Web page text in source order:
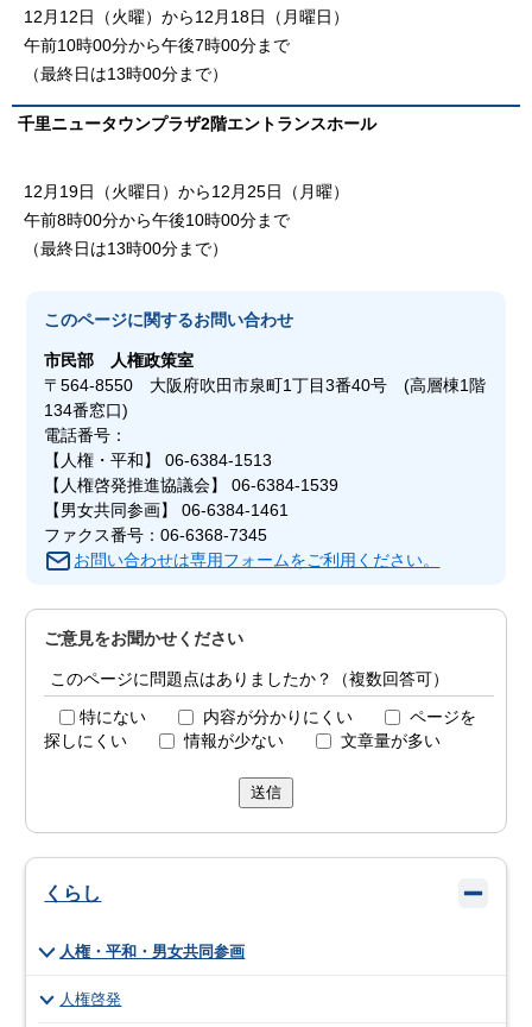
12月12日（火曜）から12月18日（月曜日）
午前10時00分から午後7時00分まで
（最終日は13時00分まで）
千里ニュータウンプラザ2階エントランスホール
12月19日（火曜日）から12月25日（月曜）
午前8時00分から午後10時00分まで
（最終日は13時00分まで）
このページに関するお問い合わせ
市民部
人権政策室
〒564-8550 大阪府吹田市泉町1丁目3番40号 (高層棟1階
134番窓口)
電話番号：
【人権・平和】 06-6384-1513
【人権啓発推進協議会】 06-6384-1539
【男女共同参画】 06-6384-1461
ファクス番号：06-6368-7345
お問い合わせは専用フォームをご利用ください。
ご意見をお聞かせください
このページに問題点はありましたか？（複数回答可）
特にない 内容が分かりにくい
ページを
探しにくい
情報が少ない 文章量が多い
送信
くらし
人権・平和・男女共同参画
人権啓発